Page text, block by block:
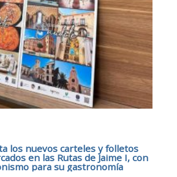
los nuevos carteles y folletos
en las Rutas de Jaime I, con
para su gastronomía